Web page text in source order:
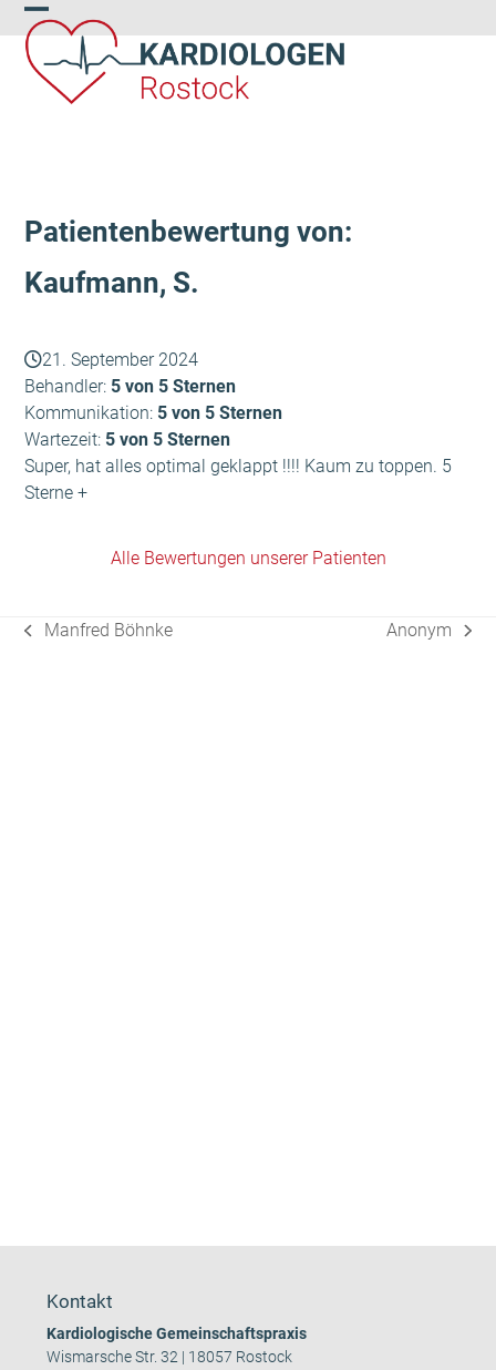
Skip
to
content
Open
mobile
menu
Close
mobile
menu
Patientenbewertung von:
Kaufmann, S.
21. September 2024
Behandler: 5 von 5 Sternen
Kommunikation: 5 von 5 Sternen
Wartezeit: 5 von 5 Sternen
Super, hat alles optimal geklappt !!!! Kaum zu toppen. 5
Sterne +
Alle Bewertungen unserer Patienten
vorheriger
Manfred Böhnke
Nächster
Anonym
Kontakt
Kardiologische Gemeinschaftspraxis
Wismarsche Str. 32 | 18057 Rostock